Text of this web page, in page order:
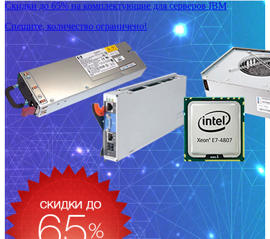
Скидки до 65% на комплектующие для серверов IBM
Спешите, количество ограничено!